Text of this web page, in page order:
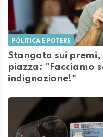
POLITICA E POTERE
Stangata sui premi,
piazza: "Facciamo
indignazione!"